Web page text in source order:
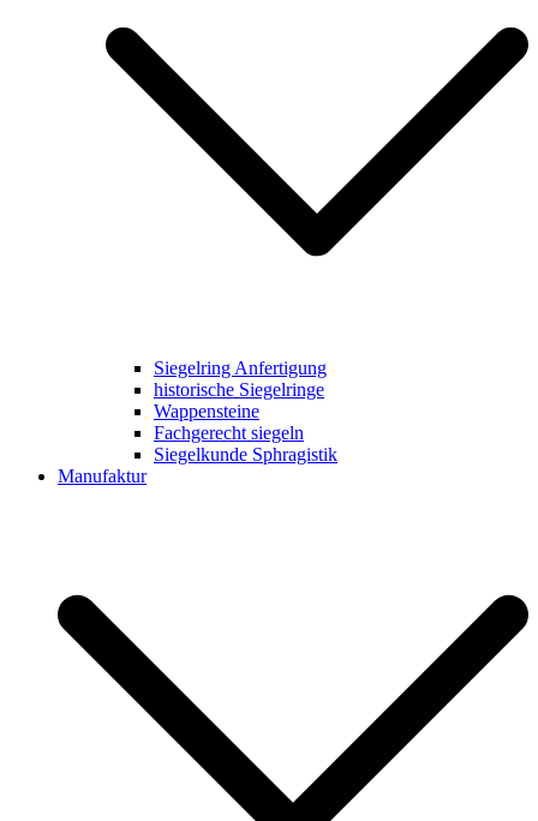
Siegelring Anfertigung
historische Siegelringe
Wappensteine
Fachgerecht siegeln
Siegelkunde Sphragistik
Manufaktur